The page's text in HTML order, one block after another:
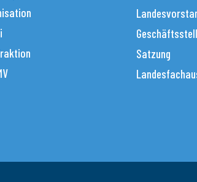
Satzung